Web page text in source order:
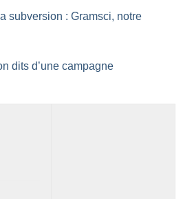
subversion : Gramsci, notre
dits d’une campagne